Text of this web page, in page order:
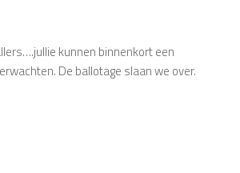
kunnen binnenkort een
De ballotage slaan we over.